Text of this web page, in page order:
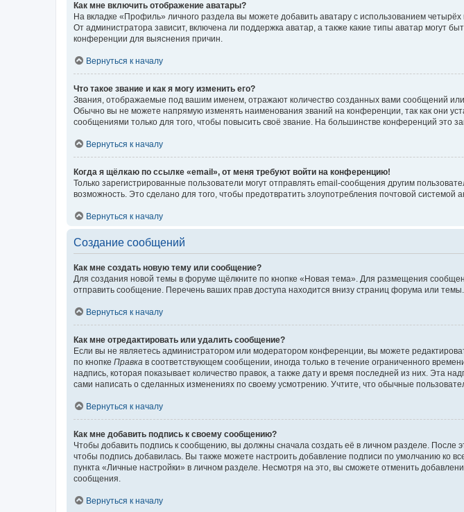
Как мне включить отображение аватары?
На вкладке «Профиль» личного раздела вы можете добавить аватару с использованием
От администратора зависит, включена ли поддержка аватар, а также какие типы аватар могут
конференции для выяснения причин.
Вернуться к началу
Что такое звание и как я могу изменить его?
Звания, отображаемые под вашим именем, отражают количество созданных вами сообщений
Обычно вы не можете напрямую изменять наименования званий на конференции, так как они
сообщениями только для того, чтобы повысить своё звание. На большинстве конференций это
Вернуться к началу
Когда я щёлкаю по ссылке «email», от меня требуют войти на конференцию!
Только зарегистрированные пользователи могут отправлять email-сообщения другим
возможность. Это сделано для того, чтобы предотвратить злоупотребления почтовой системой
Вернуться к началу
Создание сообщений
Как мне создать новую тему или сообщение?
Для создания новой темы в форуме щёлкните по кнопке «Новая тема». Для размещения
отправить сообщение. Перечень ваших прав доступа находится внизу страниц форума или
Вернуться к началу
Как мне отредактировать или удалить сообщение?
Если вы не являетесь администратором или модератором конференции, вы можете
по кнопке Правка в соответствующем сообщении, иногда только в течение ограниченного
надпись, которая показывает количество правок, а также дату и время последней из них. Эта
сами написать о сделанных изменениях по своему усмотрению. Учтите, что обычные
Вернуться к началу
Как мне добавить подпись к своему сообщению?
Чтобы добавить подпись к сообщению, вы должны сначала создать её в личном разделе. После
чтобы подпись добавилась. Вы также можете настроить добавление подписи по умолчанию
пункта «Личные настройки» в личном разделе. Несмотря на это, вы сможете отменить
сообщения.
Вернуться к началу